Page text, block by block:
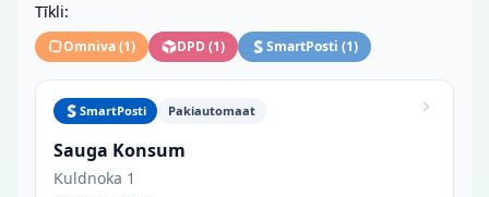
Tīkli:
Omniva(1) DPD(1) SmartPosti (1)
SmartPosti Pakiautomaat
Sauga Konsum
Kuldnoka 1